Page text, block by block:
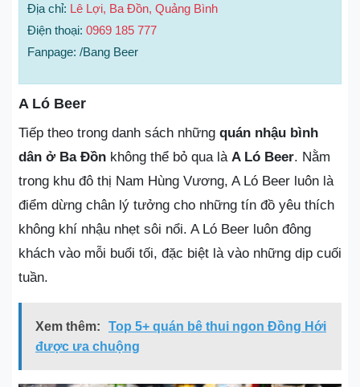
Địa chỉ: Lê Lợi, Ba Đồn, Quảng Bình
Điện thoại: 0969 185 777
Fanpage: /Bang Beer
A Ló Beer
Tiếp theo trong danh sách những quán nhậu bình
dân ở Ba Đồn không thể bỏ qua là A Ló Beer. Nằm
trong khu đô thị Nam Hùng Vương, A Ló Beer luôn là
điểm dừng chân lý tưởng cho những tín đồ yêu thích
không khí nhậu nhẹt sôi nổi. A Ló Beer luôn đông
khách vào mỗi buổi tối, đặc biệt là vào những dịp cuối
tuần.
Xem thêm:
Top 5+ quán bê thui ngon Đồng Hới
được ưa chuộng